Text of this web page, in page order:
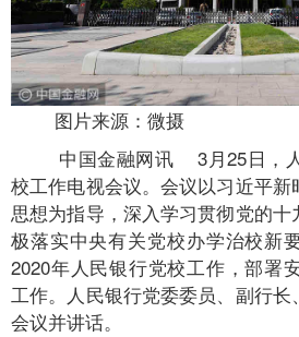
图片来源：微摄
中国金融网讯3月25日，
校工作电视会议。会议以习近平新
思想为指导，深入学习贯彻党的
极落实中央有关党校办学治校新
2020年人民银行党校工作，部署
工作。人民银行党委委员、副行
会议并讲话。